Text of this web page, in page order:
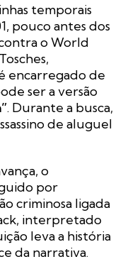
temporais
pouco antes dos
o World
encarregado de
ser a versão
. Durante a busca,
de aluguel
o
por
criminosa ligada
interpretado
leva a história
da narrativa.